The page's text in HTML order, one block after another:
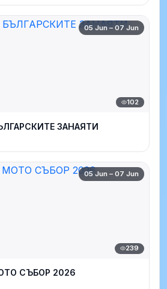
05 Jun – 07 Jun
102
ЗАНАЯТИ
05 Jun – 07 Jun
239
СЪБОР 2026